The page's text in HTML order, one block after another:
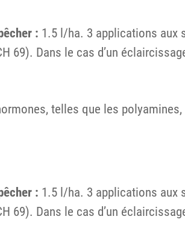
: 1.5 l/ha. 3 applications aux
69). Dans le cas d’un
telles que les
: 1.5 l/ha. 3 applications aux
69). Dans le cas d’un